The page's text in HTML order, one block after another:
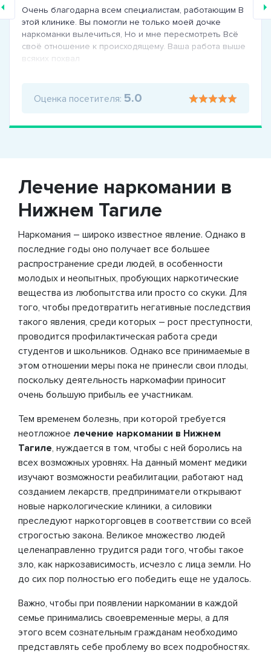
Очень благодарна всем специалистам, работающим В
этой клинике. Вы помогли не только моей дочке
наркоманки вылечиться, Но и мне пересмотреть Всё
своё отношение к происходящему. Ваша работа выше
всяких похвал
Оценка посетителя: 5.0
Лечение наркомании в
Нижнем Тагиле
Наркомания – широко известное явление. Однако в
последние годы оно получает все большее
распространение среди людей, в особенности
молодых и неопытных, пробующих наркотические
вещества из любопытства или просто со скуки. Для
того, чтобы предотвратить негативные последствия
такого явления, среди которых – рост преступности,
проводится профилактическая работа среди
студентов и школьников. Однако все принимаемые в
этом отношении меры пока не принесли свои плоды,
поскольку деятельность наркомафии приносит
очень большую прибыль ее участникам.
Тем временем болезнь, при которой требуется
неотложное лечение наркомании в Нижнем
Тагиле, нуждается в том, чтобы с ней боролись на
всех возможных уровнях. На данный момент медики
изучают возможности реабилитации, работают над
созданием лекарств, предприниматели открывают
новые наркологические клиники, а силовики
преследуют наркоторговцев в соответствии со всей
строгостью закона. Великое множество людей
целенаправленно трудится ради того, чтобы такое
зло, как наркозависимость, исчезло с лица земли. Но
до сих пор полностью его победить еще не удалось.
Важно, чтобы при появлении наркомании в каждой
семье принимались своевременные меры, а для
этого всем сознательным гражданам необходимо
представлять себе проблему во всех подробностях.